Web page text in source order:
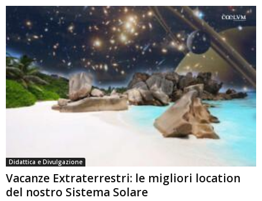
Didattica e Divulgazione
Vacanze Extraterrestri: le migliori location
del nostro Sistema Solare